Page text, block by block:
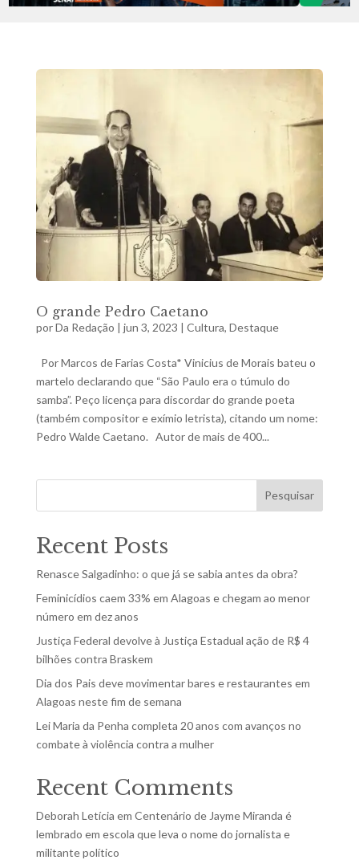
O grande Pedro Caetano
porDa Redação | jun 3, 2023 | Cultura, Destaque
Por Marcos de Farias Costa* Vinicius de Morais bateu o
martelo declarando que “São Paulo era o túmulo do
samba”. Peço licença para discordar do grande poeta
(também compositor e exímio letrista), citando um nome:
Pedro Walde Caetano. Autor de mais de 400...
Pesquisar
Recent Posts
Renasce Salgadinho: o que já se sabia antes da obra?
Feminicídios caem 33% em Alagoas e chegam ao menor
número em dez anos
Justiça Federal devolve à Justiça Estadual ação de R$ 4
bilhões contra Braskem
Dia dos Pais deve movimentar bares e restaurantes em
Alagoas neste fim de semana
Lei Maria da Penha completa 20 anos com avanços no
combate à violência contra a mulher
Recent Comments
Deborah Letícia em Centenário de Jayme Miranda é
lembrado em escola que leva o nome do jornalista e
militante político